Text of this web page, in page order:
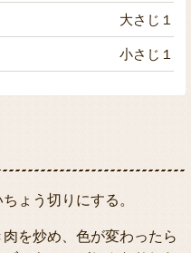
大さじ１
小さじ１
ょう切りにする。
を炒め、色が変わったら